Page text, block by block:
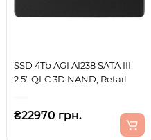
SSD 4Tb AGI AI238 SATA III
2.5" QLC 3D NAND, Retail
₴22970 грн.